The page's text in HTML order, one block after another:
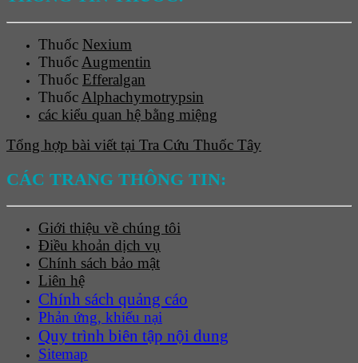
Thuốc Nexium
Thuốc Augmentin
Thuốc Efferalgan
Thuốc Alphachymotrypsin
các kiểu quan hệ bằng miệng
Tổng hợp bài viết tại Tra Cứu Thuốc Tây
CÁC TRANG THÔNG TIN:
Giới thiệu về chúng tôi
Điều khoản dịch vụ
Chính sách bảo mật
Liên hệ
Chính sách quảng cáo
Phản ứng, khiếu nại
Quy trình biên tập nội dung
Sitemap